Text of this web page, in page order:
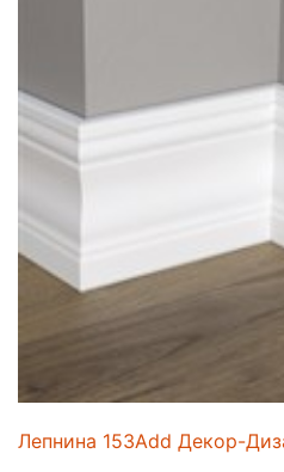
Лепнина 153Add Декор-